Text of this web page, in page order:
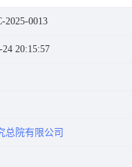
2025-0013
24 20:15:57
总院有限公司